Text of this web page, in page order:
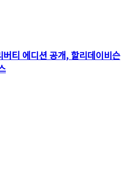
티 에디션 공개, 할리데이비슨